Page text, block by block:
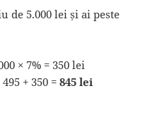
de 5.000 lei și ai peste
× 7% = 350 lei
+ 350 =845 lei